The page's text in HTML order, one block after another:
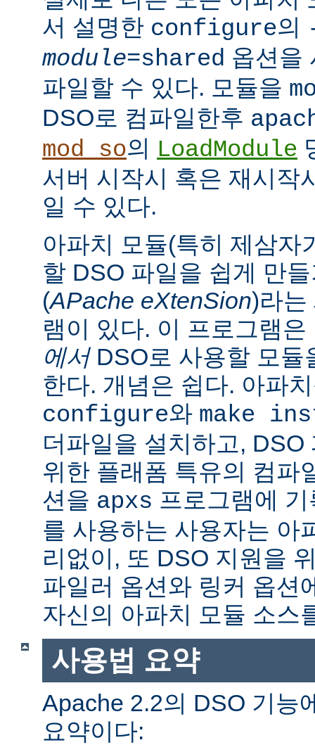
서 설명한 configure의
module=shared 옵션을
파일할 수 있다. 모듈을
DSO로 컴파일한후
mod_so의 LoadModule
서버 시작시 혹은 재시작
일 수 있다.
아파치 모듈(특히 제삼자
할 DSO 파일을 쉽게 만
(APache eXtenSion)라는
램이 있다. 이 프로그램
에서DSO로 사용할 모듈
한다. 개념은 쉽다. 아파
configure와 make
더파일을 설치하고,
위한 플래폼 특유의 컴파
션을 apxs 프로그램에
를 사용하는 사용자는 아
리없이, 또 DSO 지원을
파일러 옵션와 링커 옵션
자신의 아파치 모듈 소스
사용법 요약
Apache 2.2의 DSO 기능
요약이다: